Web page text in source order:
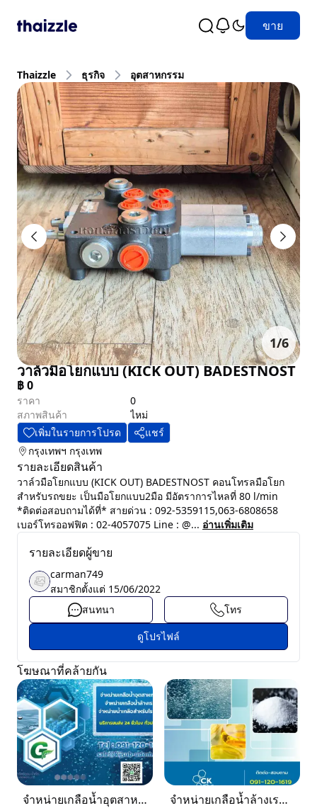
ขาย
Thaizzle ธุรกิจ อุตสาหกรรม
1/6
วาล์วมือโยกแบบ (KICK OUT) BADESTNOST
฿0
ราคา
0
สภาพสินค้า
ไหม่
เพิ่มในรายการโปรด
แชร์
กรุงเทพฯ กรุงเทพ
รายละเอียดสินค้า
วาล์วมือโยกแบบ (KICK OUT) BADESTNOST คอนโทรลมือโยก
สำหรับรถขยะ เป็นมือโยกแบบ2มือ มีอัตราการไหลที่ 80 l/min
*ติดต่อสอบถามได้ที่* สายด่วน : 092-5359115,063-6808658
เบอร์โทรออฟฟิต : 02-4057075 Line : @... อ่านเพิ่มเติม
รายละเอียดผู้ขาย
carman749
สมาชิกตั้งแต่ 15/06/2022
สนทนา
โทร
ดูโปรไฟล์
โฆษณาที่คล้ายกัน
จำหน่ายเกลือน้ำอุตสาหกรรม เกลือน้ำล้างเรซิ่น
จำหน่ายเกลือน้ำล้างเรซิ่น จำหน่ายเกลือน้ำอุตสาหกรรม